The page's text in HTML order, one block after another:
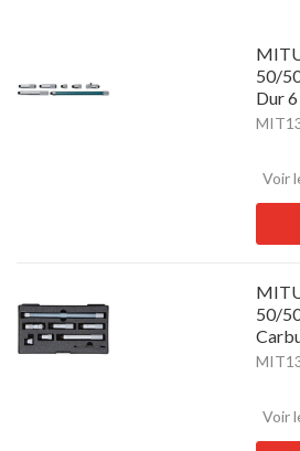
50/
Dur
Voir
50/
Voir